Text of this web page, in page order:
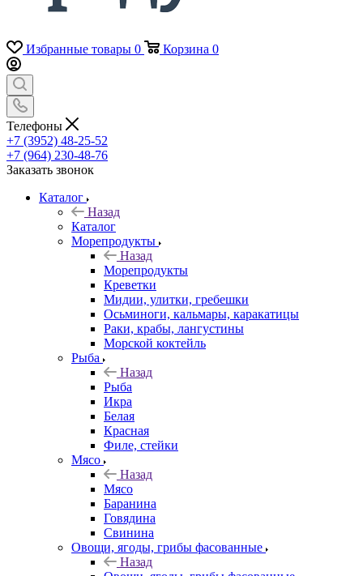
Избранные товары 0 Корзина 0
Телефоны
+7 (3952) 48-25-52
+7 (964) 230-48-76
Заказать звонок
Каталог
Назад
Каталог
Морепродукты
Назад
Морепродукты
Креветки
Мидии, улитки, гребешки
Осьминоги, кальмары, каракатицы
Раки, крабы, лангустины
Морской коктейль
Рыба
Назад
Рыба
Икра
Белая
Красная
Филе, стейки
Мясо
Назад
Мясо
Баранина
Говядина
Свинина
Овощи, ягоды, грибы фасованные
Назад